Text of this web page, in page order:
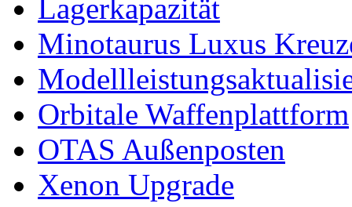
Lagerkapazität
Minotaurus Luxus
Orbitale Waffenplattform
OTAS Außenposten
Xenon Upgrade